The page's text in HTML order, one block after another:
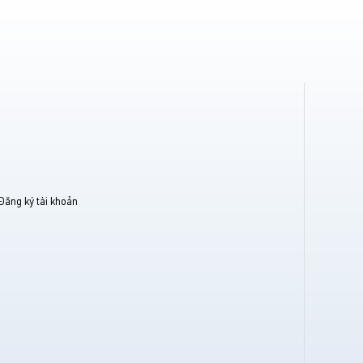
ký tài khoản